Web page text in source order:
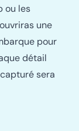
ou les
une
pour
détail
sera